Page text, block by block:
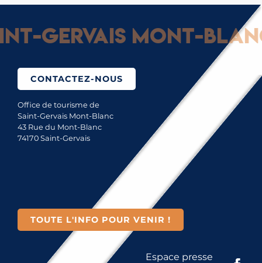
Gervais Mont-Blanc
CONTACTEZ-NOUS
Office de tourisme de
Saint-Gervais Mont-Blanc
43 Rue du Mont-Blanc
74170 Saint-Gervais
TOUTE L'INFO POUR VENIR !
Espace presse